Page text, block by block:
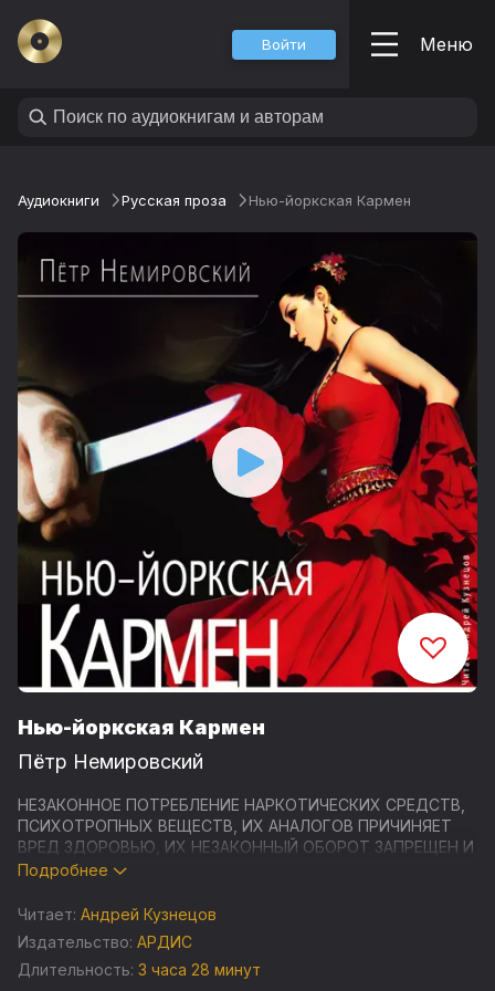
Войти Меню
Аудиокниги Русская проза Нью-йоркская Кармен
Нью-йоркская Кармен
Пётр Немировский
НЕЗАКОННОЕ ПОТРЕБЛЕНИЕ НАРКОТИЧЕСКИХ СРЕДСТВ,
ПСИХОТРОПНЫХ ВЕЩЕСТВ, ИХ АНАЛОГОВ ПРИЧИНЯЕТ
ВРЕД ЗДОРОВЬЮ, ИХ НЕЗАКОННЫЙ ОБОРОТ ЗАПРЕЩЕН И
ВЛЕЧЕТ УСТАНОВЛЕННУЮ ЗАКОНОДАТЕЛЬСТВОМ
Талантливый режиссер Осип, коренной петербуржец,
живущий в Нью-Йорке, получает на Нью-Йоркском
кинофестивале приз за свой первый фильм. Неожиданный
Подробнее
Читает: Андрей Кузнецов
Издательство: АРДИС
Длительность: 3 часа 28 минут